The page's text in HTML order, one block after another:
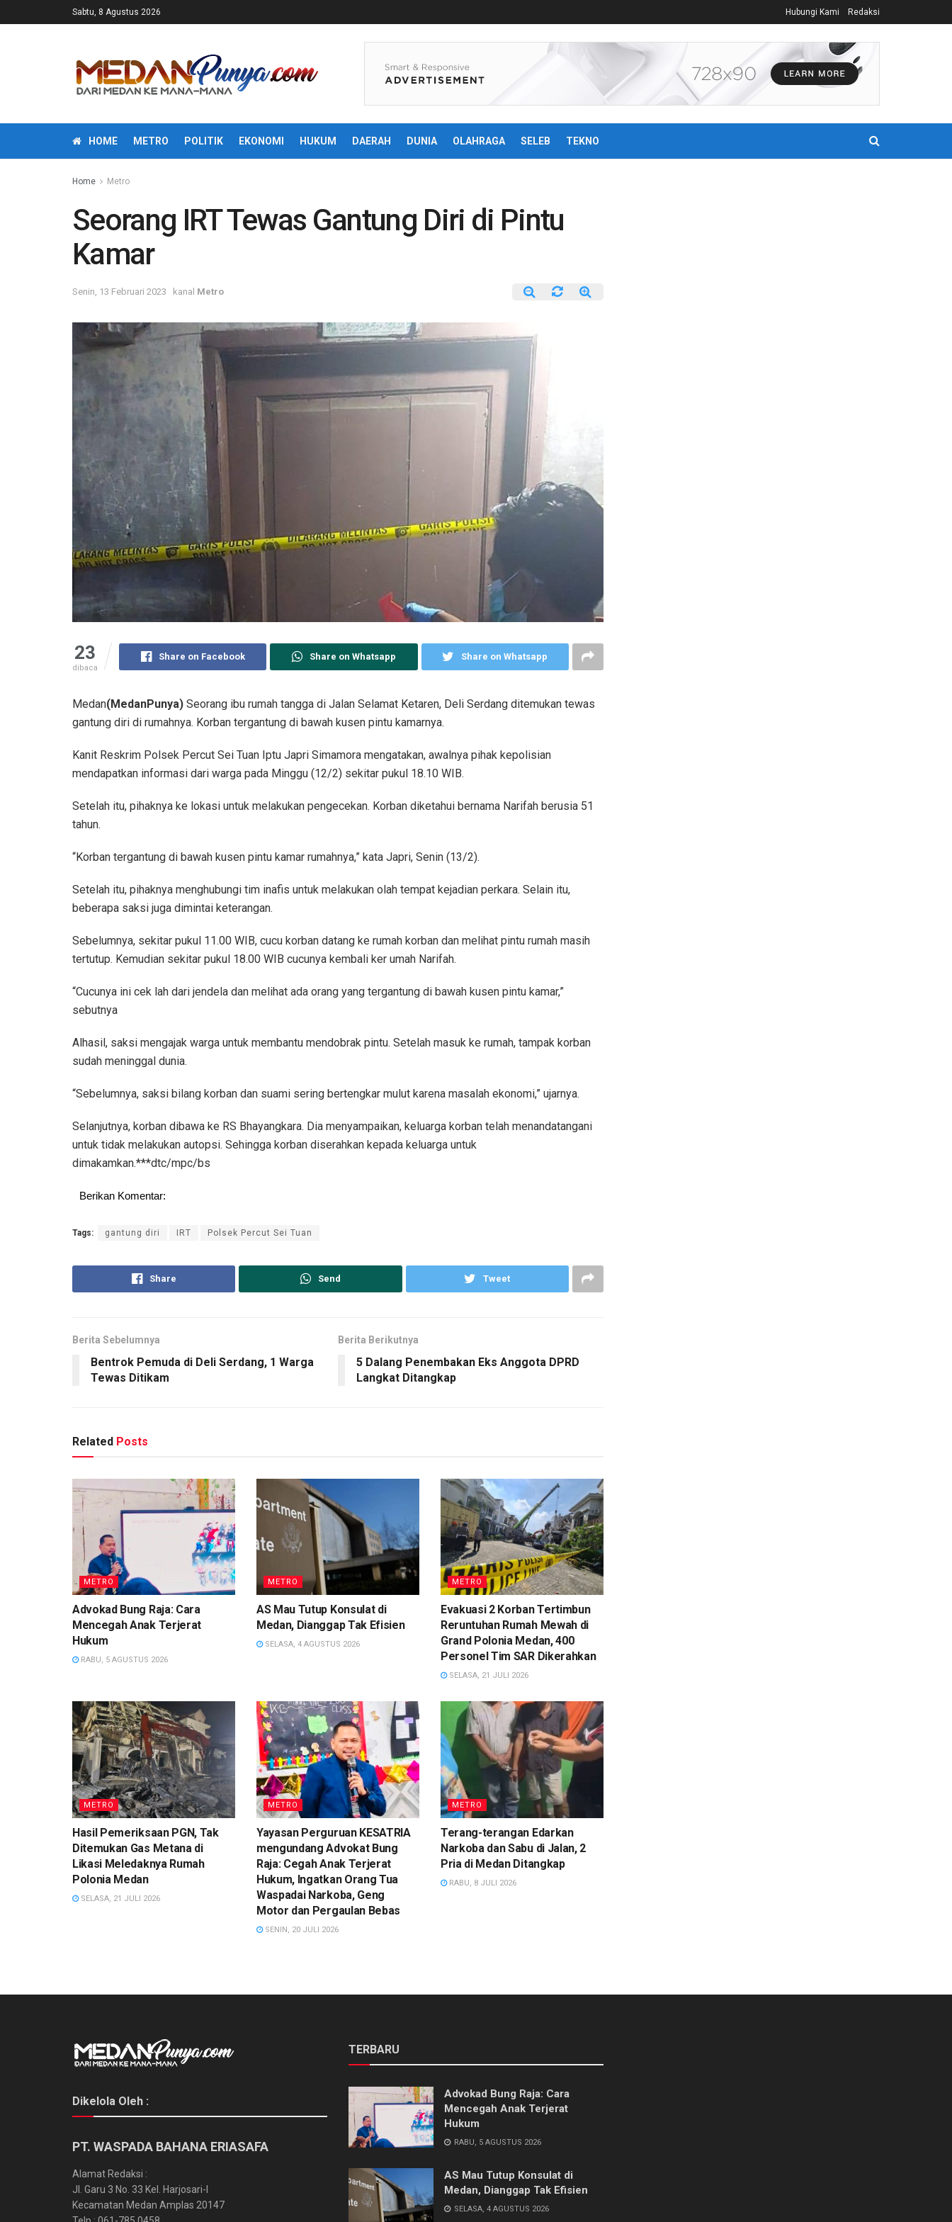
Sabtu, 8 Agustus 2026 Hubungi Kami Redaksi
HOME METRO POLITIK EKONOMI HUKUM DAERAH DUNIA OLAHRAGA SELEB TEKNO
Home Metro
Seorang IRT Tewas Gantung Diri di Pintu
Kamar
Senin, 13 Februari 2023 kanal Metro
23
dibaca
Share on Facebook Share on Whatsapp Share on Whatsapp
Medan(MedanPunya) Seorang ibu rumah tangga di Jalan Selamat Ketaren, Deli Serdang ditemukan tewas
gantung diri di rumahnya. Korban tergantung di bawah kusen pintu kamarnya.
Kanit Reskrim Polsek Percut Sei Tuan Iptu Japri Simamora mengatakan, awalnya pihak kepolisian
mendapatkan informasi dari warga pada Minggu (12/2) sekitar pukul 18.10 WIB.
Setelah itu, pihaknya ke lokasi untuk melakukan pengecekan. Korban diketahui bernama Narifah berusia 51
tahun.
“Korban tergantung di bawah kusen pintu kamar rumahnya,” kata Japri, Senin (13/2).
Setelah itu, pihaknya menghubungi tim inafis untuk melakukan olah tempat kejadian perkara. Selain itu,
beberapa saksi juga dimintai keterangan.
Sebelumnya, sekitar pukul 11.00 WIB, cucu korban datang ke rumah korban dan melihat pintu rumah masih
tertutup. Kemudian sekitar pukul 18.00 WIB cucunya kembali ker umah Narifah.
“Cucunya ini cek lah dari jendela dan melihat ada orang yang tergantung di bawah kusen pintu kamar,”
sebutnya
Alhasil, saksi mengajak warga untuk membantu mendobrak pintu. Setelah masuk ke rumah, tampak korban
sudah meninggal dunia.
“Sebelumnya, saksi bilang korban dan suami sering bertengkar mulut karena masalah ekonomi,” ujarnya.
Selanjutnya, korban dibawa ke RS Bhayangkara. Dia menyampaikan, keluarga korban telah menandatangani
untuk tidak melakukan autopsi. Sehingga korban diserahkan kepada keluarga untuk
dimakamkan.***dtc/mpc/bs
Berikan Komentar:
Tags: gantung diri IRT Polsek Percut Sei Tuan
Share Send Tweet
Berita Sebelumnya
Bentrok Pemuda di Deli Serdang, 1 Warga
Tewas Ditikam
Berita Berikutnya
5 Dalang Penembakan Eks Anggota DPRD
Langkat Ditangkap
Related Posts
METRO
Advokad Bung Raja: Cara
Mencegah Anak Terjerat
Hukum
RABU, 5 AGUSTUS 2026
METRO
AS Mau Tutup Konsulat di
Medan, Dianggap Tak Efisien
SELASA, 4 AGUSTUS 2026
METRO
Evakuasi 2 Korban Tertimbun
Reruntuhan Rumah Mewah di
Grand Polonia Medan, 400
Personel Tim SAR Dikerahkan
SELASA, 21 JULI 2026
METRO
Hasil Pemeriksaan PGN, Tak
Ditemukan Gas Metana di
Likasi Meledaknya Rumah
Polonia Medan
SELASA, 21 JULI 2026
METRO
Yayasan Perguruan KESATRIA
mengundang Advokat Bung
Raja: Cegah Anak Terjerat
Hukum, Ingatkan Orang Tua
Waspadai Narkoba, Geng
Motor dan Pergaulan Bebas
SENIN, 20 JULI 2026
METRO
Terang-terangan Edarkan
Narkoba dan Sabu di Jalan, 2
Pria di Medan Ditangkap
RABU, 8 JULI 2026
Dikelola Oleh :
PT. WASPADA BAHANA ERIASAFA
Alamat Redaksi :
Jl. Garu 3 No. 33 Kel. Harjosari-I
Kecamatan Medan Amplas 20147
TERBARU
Advokad Bung Raja: Cara
Mencegah Anak Terjerat
Hukum
RABU, 5 AGUSTUS 2026
AS Mau Tutup Konsulat di
Medan, Dianggap Tak Efisien
SELASA, 4 AGUSTUS 2026